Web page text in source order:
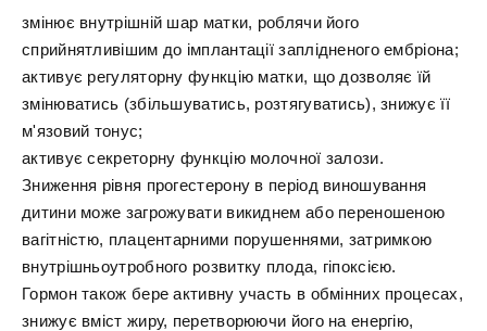
змінює внутрішній шар матки, роблячи його
сприйнятливішим до імплантації заплідненого ембріона;
активує регуляторну функцію матки, що дозволяє їй
змінюватись (збільшуватись, розтягуватись), знижує її
м'язовий тонус;
активує секреторну функцію молочної залози.
Зниження рівня прогестерону в період виношування
дитини може загрожувати викиднем або переношеною
вагітністю, плацентарними порушеннями, затримкою
внутрішньоутробного розвитку плода, гіпоксією.
Гормон також бере активну участь в обмінних процесах,
знижує вміст жиру, перетворюючи його на енергію,